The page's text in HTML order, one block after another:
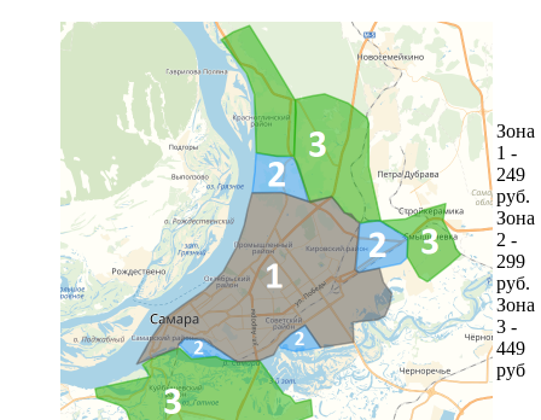
Зона
1 -
249
руб.
Зона
2 -
299
руб.
Зона
3 -
449
руб